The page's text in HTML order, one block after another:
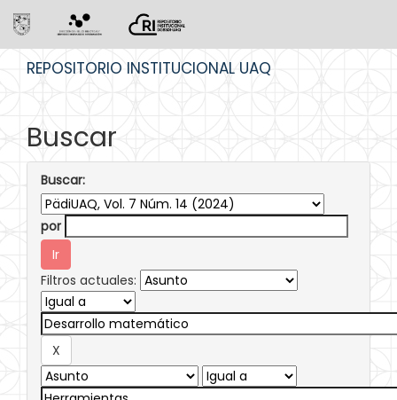
REPOSITORIO INSTITUCIONAL UAQ
Buscar
Buscar:
por
Filtros actuales: